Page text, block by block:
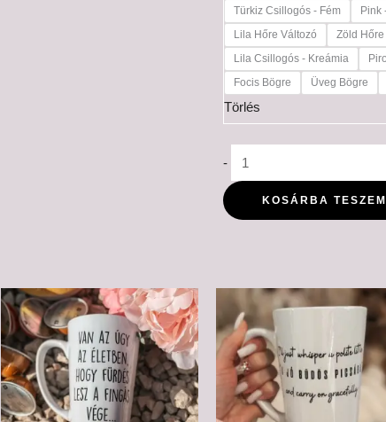
Türkiz Csillogós - Fém
Pink
Lila Hőre Változó
Zöld
Lila Csillogós - Kreámia
Focis Bögre
Üveg Bögre
Törlés
-
KOSÁRBA
6,000 Ft
-
6,500 Ft
6,000 Ft
-
6,500 Ft